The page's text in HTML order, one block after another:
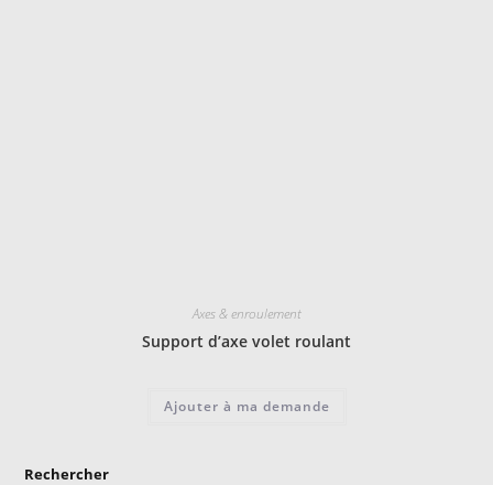
Axes & enroulement
Support d’axe volet roulant
Ajouter à ma demande
Rechercher